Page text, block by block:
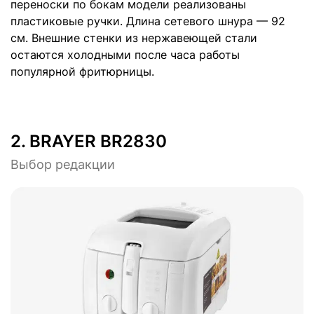
переноски по бокам модели реализованы
пластиковые ручки. Длина сетевого шнура — 92
см. Внешние стенки из нержавеющей стали
остаются холодными после часа работы
популярной фритюрницы.
2. BRAYER BR2830
Выбор редакции